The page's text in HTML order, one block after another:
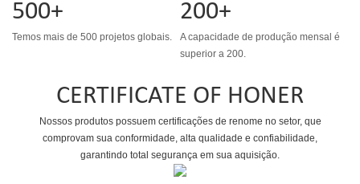
500+
Temos mais de 500 projetos globais.
200+
A capacidade de produção mensal é
superior a 200.
CERTIFICATE OF HONER
Nossos produtos possuem certificações de renome no setor, que
comprovam sua conformidade, alta qualidade e confiabilidade,
garantindo total segurança em sua aquisição.